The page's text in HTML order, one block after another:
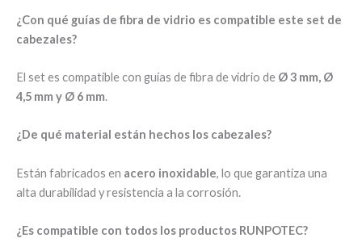
¿Con qué guías de fibra de vidrio es compatible este set de
cabezales?
El set es compatible con guías de fibra de vidrio de Ø 3 mm, Ø
4,5 mm y Ø 6 mm.
¿De qué material están hechos los cabezales?
Están fabricados en acero inoxidable, lo que garantiza una
alta durabilidad y resistencia a la corrosión.
¿Es compatible con todos los productos RUNPOTEC?